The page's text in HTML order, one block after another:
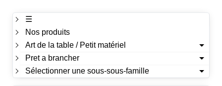
☰
Nos produits
Art de la table / Petit matériel
Pret a brancher
Sélectionner une sous-sous-famille